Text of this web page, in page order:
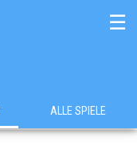
☰
ALLE SPIELE